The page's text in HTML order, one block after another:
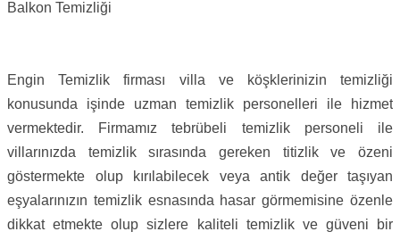
Balkon Temizliği
Engin Temizlik firması villa ve köşklerinizin temizliği
konusunda işinde uzman temizlik personelleri ile hizmet
vermektedir. Firmamız tebrübeli temizlik personeli ile
villarınızda temizlik sırasında gereken titizlik ve özeni
göstermekte olup kırılabilecek veya antik değer taşıyan
eşyalarınızın temizlik esnasında hasar görmemisine özenle
dikkat etmekte olup sizlere kaliteli temizlik ve güveni bir